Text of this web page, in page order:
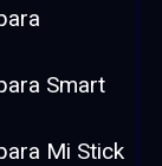
Smart
Mi Stick